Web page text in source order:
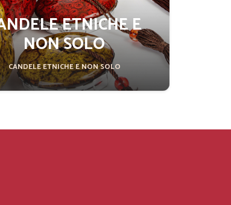
ETNICHE E
NON SOLO
CANDELE ETNICHE E NON SOLO